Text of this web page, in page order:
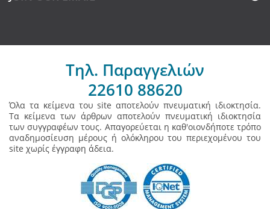
Τηλ. Παραγγελιών
22610 88620
Όλα τα κείμενα του site αποτελούν πνευματική ιδιοκτησία.
Τα κείμενα των άρθρων αποτελούν πνευματική ιδιοκτησία
των συγγραφέων τους. Απαγορεύεται η καθ'οιονδήποτε τρόπο
αναδημοσίευση μέρους ή ολόκληρου του περιεχομένου του
site χωρίς έγγραφη άδεια.